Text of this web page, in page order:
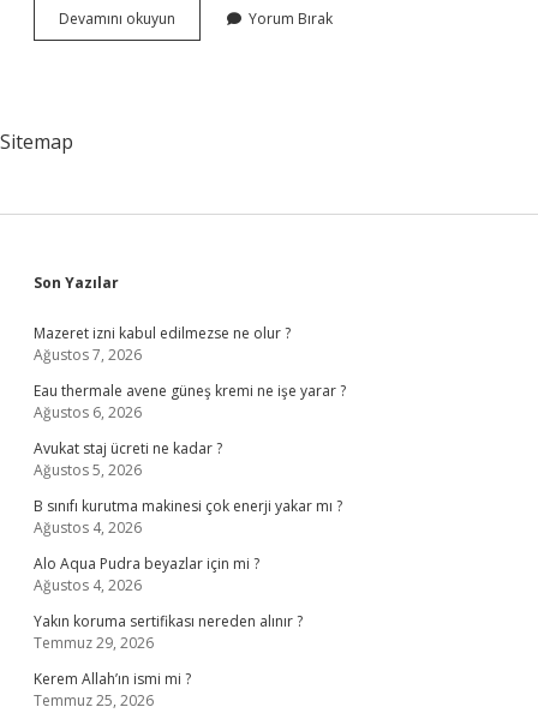
Devamını okuyun
Üstü
Yorum Bırak
Sitemap
Sidebar
Son Yazılar
Mazeret izni kabul edilmezse ne olur ?
Ağustos 7, 2026
Eau thermale avene güneş kremi ne işe yarar ?
Ağustos 6, 2026
Avukat staj ücreti ne kadar ?
Ağustos 5, 2026
B sınıfı kurutma makinesi çok enerji yakar mı ?
Ağustos 4, 2026
Alo Aqua Pudra beyazlar için mi ?
Ağustos 4, 2026
Yakın koruma sertifikası nereden alınır ?
Temmuz 29, 2026
Kerem Allah’ın ismi mi ?
Temmuz 25, 2026